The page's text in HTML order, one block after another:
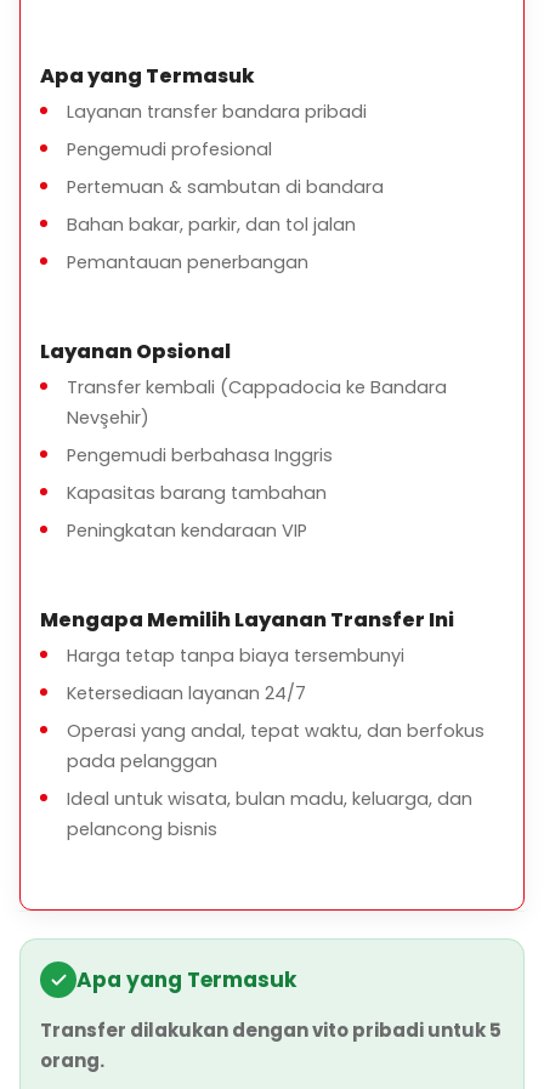
Apa yang Termasuk
Layanan transfer bandara pribadi
Pengemudi profesional
Pertemuan & sambutan di bandara
Bahan bakar, parkir, dan tol jalan
Pemantauan penerbangan
Layanan Opsional
Transfer kembali (Cappadocia ke Bandara
Nevşehir)
Pengemudi berbahasa Inggris
Kapasitas barang tambahan
Peningkatan kendaraan VIP
Mengapa Memilih Layanan Transfer Ini
Harga tetap tanpa biaya tersembunyi
Ketersediaan layanan 24/7
Operasi yang andal, tepat waktu, dan berfokus
pada pelanggan
Ideal untuk wisata, bulan madu, keluarga, dan
pelancong bisnis
Apa yang Termasuk
Transfer dilakukan dengan vito pribadi untuk 5
orang.